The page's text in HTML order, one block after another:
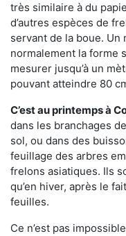
très similaire à du
d’autres espèces de
servant de la boue.
normalement la forme
mesurer jusqu’à un
pouvant atteindre 80
C’est au printemps à
dans les branchages
sol, ou dans des
feuillage des arbres
frelons asiatiques. Ils
qu’en hiver, après le
feuilles.
Ce n’est pas